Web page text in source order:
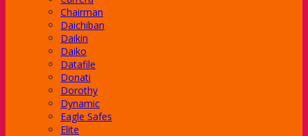
Chairman
Daichiban
Daikin
Daiko
Datafile
Donati
Dorothy
Dynamic
Eagle Safes
Elite